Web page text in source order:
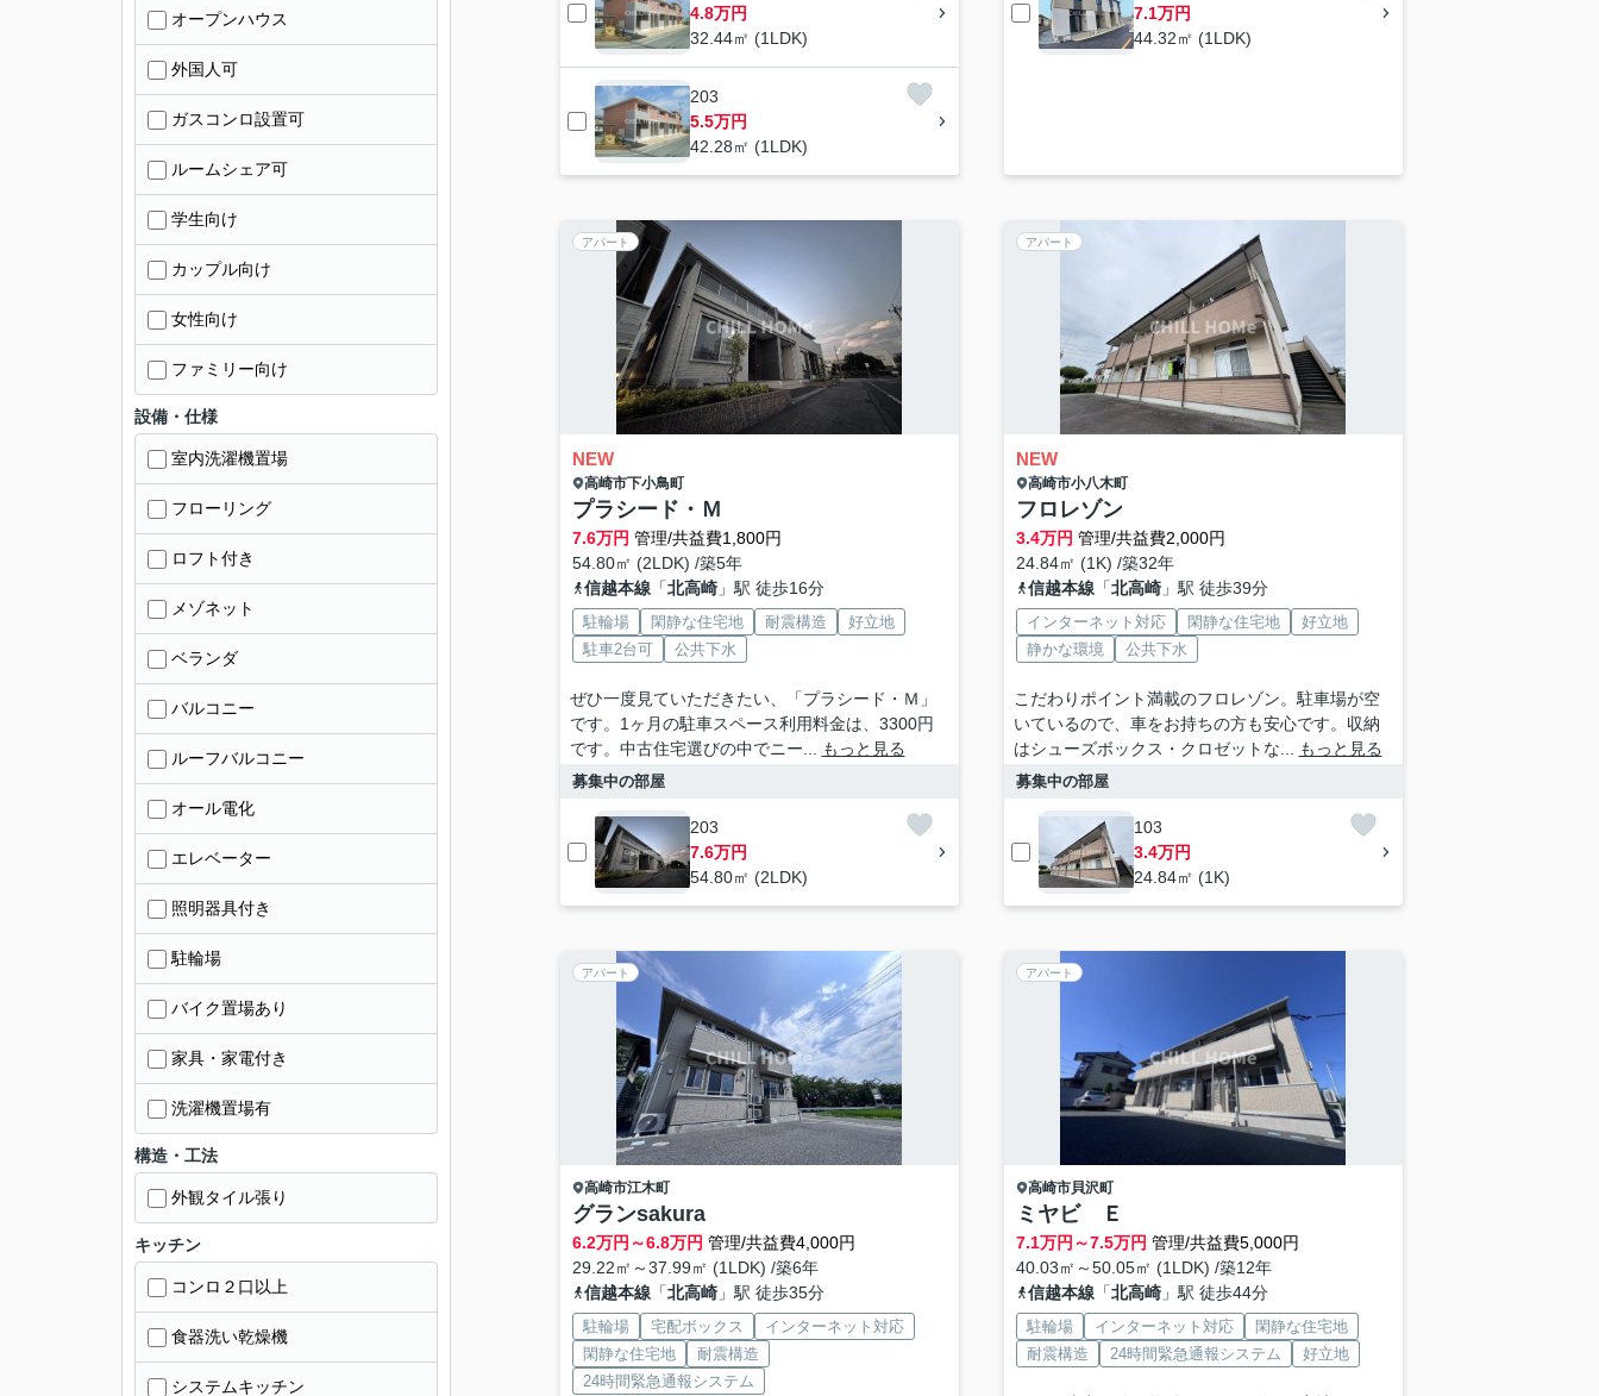
4.8万円
32.44㎡ (1LDK)
203
5.5万円
42.28㎡ (1LDK)
7.1万円
44.32㎡ (1LDK)
アパート
NEW
高崎市下小鳥町
プラシード・Ｍ
7.6万円 管理/共益費1,800円
54.80㎡ (2LDK) /築5年
信越本線「北高崎」駅 徒歩16分
駐輪場 閑静な住宅地 耐震構造
好立地
駐車2台可
公共下水
ぜひ一度見ていただきたい、「プラシード・Ｍ」
です。1ヶ月の駐車スペース利用料金は、3300円
です。中古住宅選びの中でニー...
もっと見る
募集中の部屋
203
7.6万円
54.80㎡ (2LDK)
アパート
NEW
高崎市小八木町
フロレゾン
3.4万円 管理/共益費2,000円
24.84㎡ (1K) /築32年
信越本線「北高崎」駅 徒歩39分
インターネット対応 閑静な住宅地
好立地
静かな環境
公共下水
こだわりポイント満載のフロレゾン。駐車場が空
いているので、車をお持ちの方も安心です。収納
はシューズボックス・クロゼットな...
もっと見る
募集中の部屋
103
3.4万円
24.84㎡ (1K)
アパート
高崎市江木町
グランsakura
6.2万円～6.8万円 管理/共益費4,000円
29.22㎡～37.99㎡ (1LDK) /築6年
信越本線「北高崎」駅 徒歩35分
駐輪場 宅配ボックス
インターネット対応
閑静な住宅地
耐震構造
24時間緊急通報システム
アパート
高崎市貝沢町
ミヤビ Ｅ
7.1万円～7.5万円 管理/共益費5,000円
40.03㎡～50.05㎡ (1LDK) /築12年
信越本線「北高崎」駅 徒歩44分
駐輪場 インターネット対応
閑静な住宅地
耐震構造
24時間緊急通報システム 好立地
オープンハウス
外国人可
ガスコンロ設置可
ルームシェア可
学生向け
カップル向け
女性向け
ファミリー向け
設備・仕様
室内洗濯機置場
フローリング
ロフト付き
メゾネット
ベランダ
バルコニー
ルーフバルコニー
オール電化
エレベーター
照明器具付き
駐輪場
バイク置場あり
家具・家電付き
洗濯機置場有
構造・工法
外観タイル張り
キッチン
コンロ２口以上
食器洗い乾燥機
システムキッチン